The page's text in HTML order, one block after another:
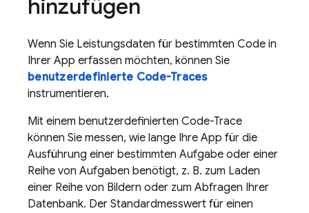
hinzufügen
Wenn Sie Leistungsdaten für bestimmten Code in
Ihrer App erfassen möchten, können Sie
benutzerdefinierte Code-Traces
instrumentieren.
Mit einem benutzerdefinierten Code-Trace
können Sie messen, wie lange Ihre App für die
Ausführung einer bestimmten Aufgabe oder einer
Reihe von Aufgaben benötigt, z. B. zum Laden
einer Reihe von Bildern oder zum Abfragen Ihrer
Datenbank. Der Standardmesswert für einen